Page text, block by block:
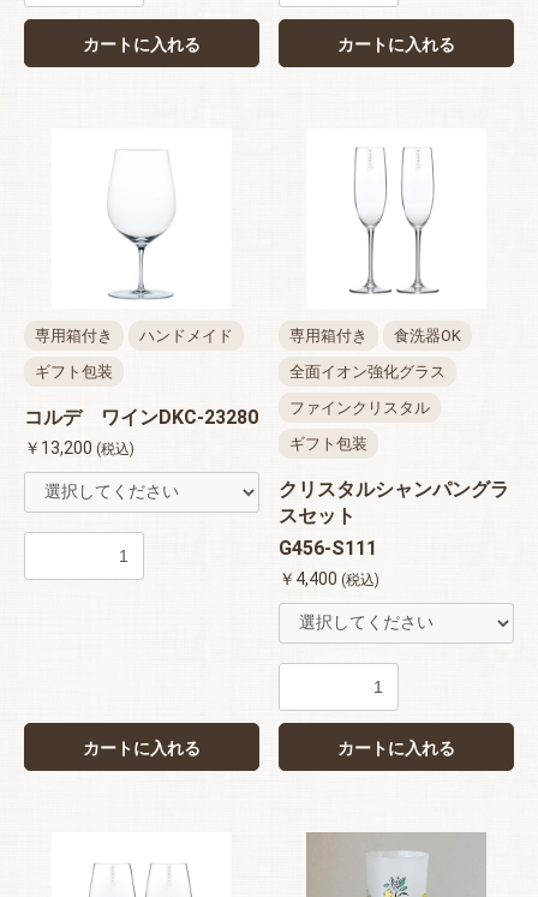
カートに入れる カートに入れる
専用箱付き
ハンドメイド
ギフト包装
コルデ ワインDKC-23280
￥13,200 (税込)
カートに入れる
専用箱付き
食洗器OK
全面イオン強化グラス
ファインクリスタル
ギフト包装
クリスタルシャンパングラ
スセット
G456-S111
￥4,400 (税込)
カートに入れる